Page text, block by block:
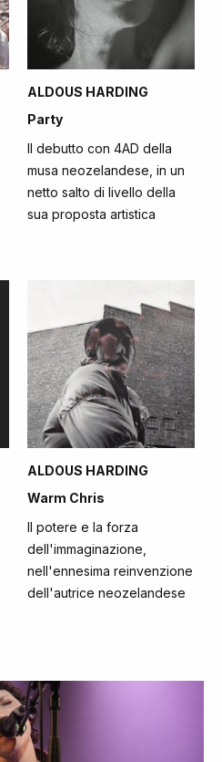
ALDOUS HARDING
Party
Il debutto con 4AD della
musa neozelandese, in un
netto salto di livello della
sua proposta artistica
ALDOUS HARDING
Warm Chris
Il potere e la forza
dell'immaginazione,
nell'ennesima reinvenzione
dell'autrice neozelandese